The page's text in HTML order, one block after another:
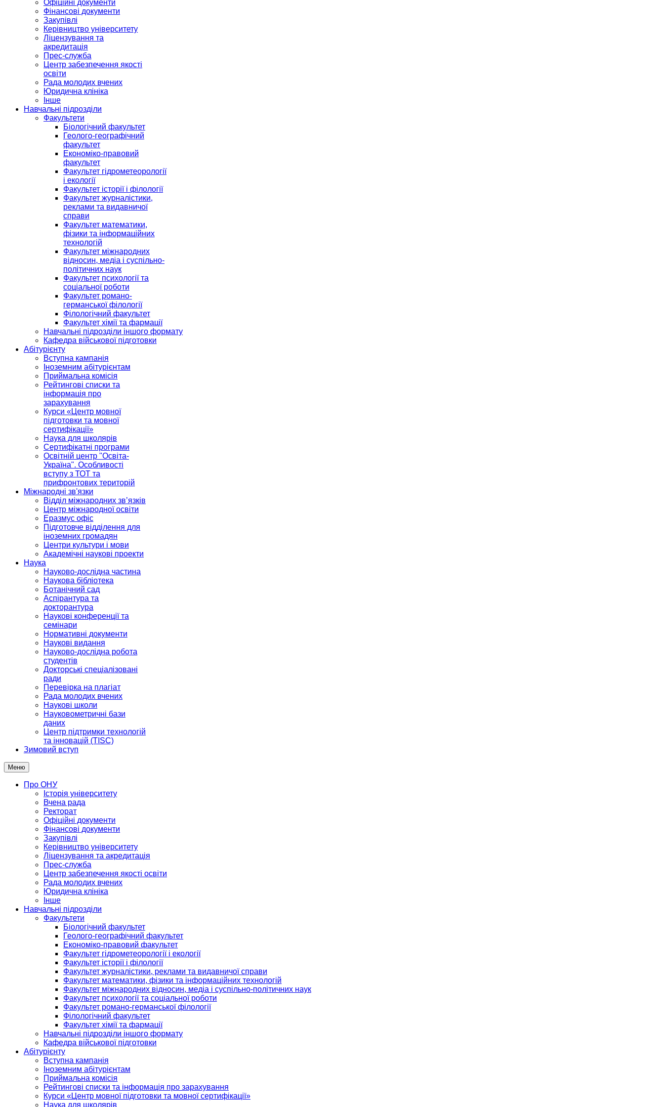
Офіційні документи
Фінансові документи
Закупівлі
Керівництво університету
Ліцензування та
акредитація
Прес-служба
Центр забезпечення якості
освіти
Рада молодих вчених
Юридична клініка
Інше
Навчальні підрозділи
Факультети
Біологічний факультет
Геолого-географічний
факультет
Економіко-правовий
факультет
Факультет гідрометеорології
і екології
Факультет історії і філології
Факультет журналістики,
реклами та видавничої
справи
Факультет математики,
фізики та інформаційних
технологій
Факультет міжнародних
відносин, медіа і суспільно-
політичних наук
Факультет психології та
соціальної роботи
Факультет романо-
германської філології
Філологічний факультет
Факультет хімії та фармації
Навчальні підрозділи іншого формату
Кафедра військової підготовки
Абітурієнту
Вступна кампанія
Іноземним абітурієнтам
Приймальна комісія
Рейтингові списки та
інформація про
зарахування
Курси «Центр мовної
підготовки та мовної
сертифікації»
Наука для школярів
Сертифікатні програми
Освітній центр "Освіта-
Україна". Особливості
вступу з ТОТ та
прифронтових територій
Міжнародні зв'язки
Відділ міжнародних зв’язків
Центр міжнародної освіти
Еразмус офіс
Підготовче відділення для
іноземних громадян
Центри культури і мови
Академічні наукові проекти
Наука
Науково-дослідна частина
Наукова бібліотека
Ботанічний сад
Аспірантура та
докторантура
Наукові конференції та
семінари
Нормативні документи
Наукові видання
Науково-дослідна робота
студентів
Докторські спеціалізовані
ради
Перевірка на плагіат
Рада молодих вчених
Наукові школи
Науковометричні бази
даних
Центр підтримки технологій
та інновацій (TISC)
Зимовий вступ
Меню
Про ОНУ
Історія університету
Вчена рада
Ректорат
Офіційні документи
Фінансові документи
Закупівлі
Керівництво університету
Ліцензування та акредитація
Прес-служба
Центр забезпечення якості освіти
Рада молодих вчених
Юридична клініка
Інше
Навчальні підрозділи
Факультети
Біологічний факультет
Геолого-географічний факультет
Економіко-правовий факультет
Факультет гідрометеорології і екології
Факультет історії і філології
Факультет журналістики, реклами та видавничої справи
Факультет математики, фізики та інформаційних технологій
Факультет міжнародних відносин, медіа і суспільно-політичних наук
Факультет психології та соціальної роботи
Факультет романо-германської філології
Філологічний факультет
Факультет хімії та фармації
Навчальні підрозділи іншого формату
Кафедра військової підготовки
Абітурієнту
Вступна кампанія
Іноземним абітурієнтам
Приймальна комісія
Рейтингові списки та інформація про зарахування
Курси «Центр мовної підготовки та мовної сертифікації»
Наука для школярів